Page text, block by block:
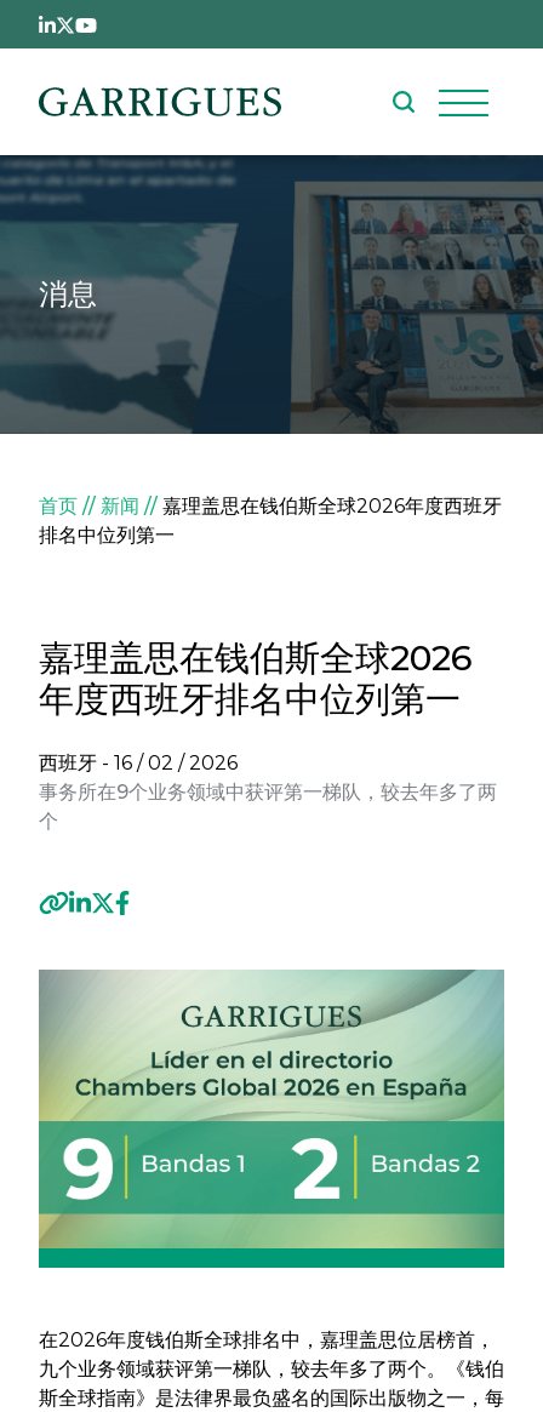
跳转到主要内容
消息
面包屑
首页 新闻
嘉理盖思在钱伯斯全球2026年度西班牙
排名中位列第一
嘉理盖思在钱伯斯全球2026
年度西班牙排名中位列第一
西班牙 - 16 / 02 / 2026
事务所在9个业务领域中获评第一梯队，较去年多了两
个
在2026年度钱伯斯全球排名中，嘉理盖思位居榜首，
九个业务领域获评第一梯队，较去年多了两个。《钱伯
斯全球指南》是法律界最负盛名的国际出版物之一，每